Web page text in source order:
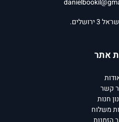
אתר
קשר
חנות
משלוח